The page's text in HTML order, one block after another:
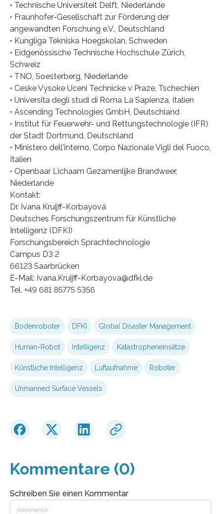
• Technische Universiteit Delft, Niederlande
• Fraunhofer-Gesellschaft zur Förderung der
angewandten Forschung e.V., Deutschland
• Kungliga Tekniska Hoegskolan, Schweden
• Eidgenössische Technische Hochschule Zürich,
Schweiz
• TNO, Soesterberg, Niederlande
• Ceske Vysoke Uceni Technicke v Praze, Tschechien
• Universita degli studi di Roma La Sapienza, Italien
• Ascending Technologies GmbH, Deutschland
• Institut für Feuerwehr- und Rettungstechnologie (IFR)
der Stadt Dortmund, Deutschland
• Ministero dell'interno, Corpo Nazionale Vigli del Fuoco,
Italien
• Openbaar Lichaam Gezamenlijke Brandweer,
Niederlande
Kontakt:
Dr. Ivana Kruijff-Korbayová
Deutsches Forschungszentrum für Künstliche
Intelligenz (DFKI)
Forschungsbereich Sprachtechnologie
Campus D3 2
66123 Saarbrücken
E-Mail: Ivana.Kruijff-Korbayova@dfki.de
Tel. +49 681 85775 5356
Bodenroboter DFKI Global Disaster Management
Human-Robot Intelligenz Katastropheneinsätze
Künstliche Intelligenz Luftaufnahme Roboter
Unmanned Surface Vessels
Kommentare (0)
Schreiben Sie einen Kommentar